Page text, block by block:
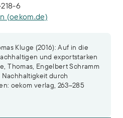
6
(oekom.de)
Kluge (2016): Auf in die
und exportstarken
Thomas, Engelbert Schramm
Nachhaltigkeit durch
oekom verlag, 263–285